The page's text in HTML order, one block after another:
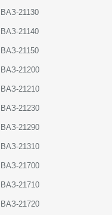
ВАЗ-21130
ВАЗ-21140
ВАЗ-21150
ВАЗ-21200
ВАЗ-21210
ВАЗ-21230
ВАЗ-21290
ВАЗ-21310
ВАЗ-21700
ВАЗ-21710
ВАЗ-21720